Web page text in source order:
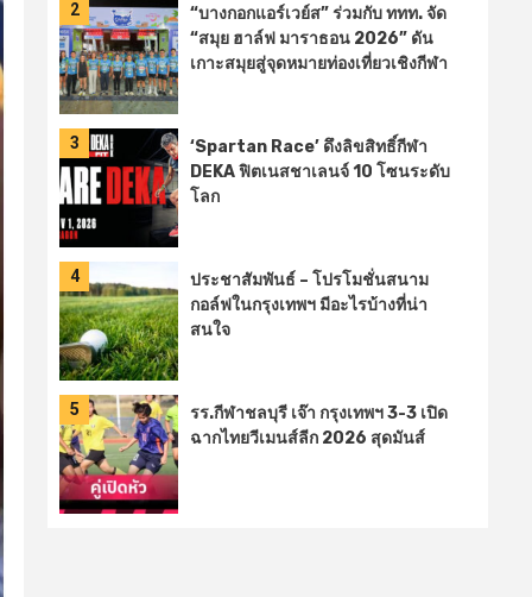
เชียร์การแข่งขันกีฬาจากทั้ง 50
เขต
ชวนมาเต้นแอโรบิค
เล่น
เกมกีฬา ลุ้นรับของรางวัล
ช้อปของ
ดีและอิ่ – facebook.com
2
“บางกอกแอร์เวย์ส” ร่วมกับ ททท. จัด
“สมุย ฮาล์ฟ มาราธอน 2026” ดัน
เกาะสมุยสู่จุดหมายท่องเที่ยวเชิงกีฬา
3
‘Spartan Race’ ดึงลิขสิทธิ์กีฬา
DEKA ฟิตเนสชาเลนจ์ 10 โซนระดับ
โลก
4
ประชาสัมพันธ์ – โปรโมชั่นสนาม
กอล์ฟในกรุงเทพฯ มีอะไรบ้างที่น่า
สนใจ
5
รร.กีฬาชลบุรี เจ๊า กรุงเทพฯ 3-3 เปิด
ฉากไทยวีเมนส์ลีก 2026 สุดมันส์